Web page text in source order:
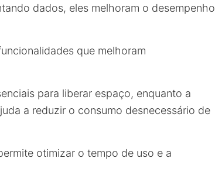
dados, eles melhoram o desempenho
que melhoram
para liberar espaço, enquanto a
a reduzir o consumo desnecessário de
otimizar o tempo de uso e a